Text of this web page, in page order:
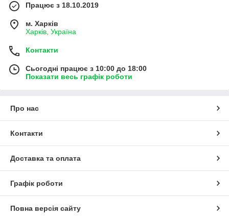
Працює з 18.10.2019
м. Харків
Харків, Україна
Контакти
Сьогодні працює з 10:00 до 18:00
Показати весь графік роботи
Про нас
Контакти
Доставка та оплата
Графік роботи
Повна версія сайту